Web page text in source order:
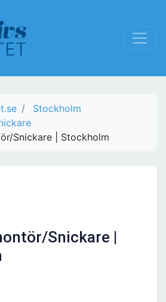
Stockholm
Snickare | Stockholm
Snickare |